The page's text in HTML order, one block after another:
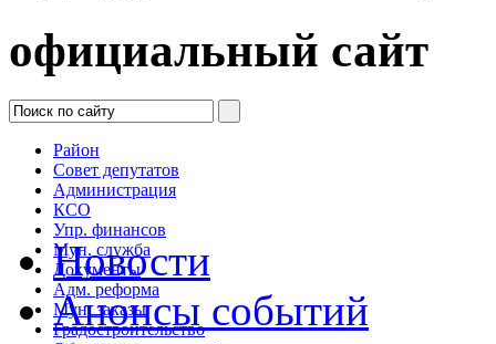
официальный сайт
Район
Совет депутатов
Администрация
КСО
Упр. финансов
Мун. служба
Документы
Адм. реформа
Мун. заказы
Градостроительство
Новости
Анонсы событий